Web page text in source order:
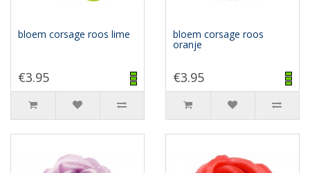
bloem corsage roos lime
€3.95
bloem corsage roos
oranje
€3.95